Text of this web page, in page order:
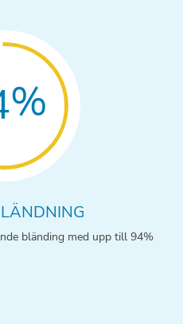
%
bländing med upp till 94%